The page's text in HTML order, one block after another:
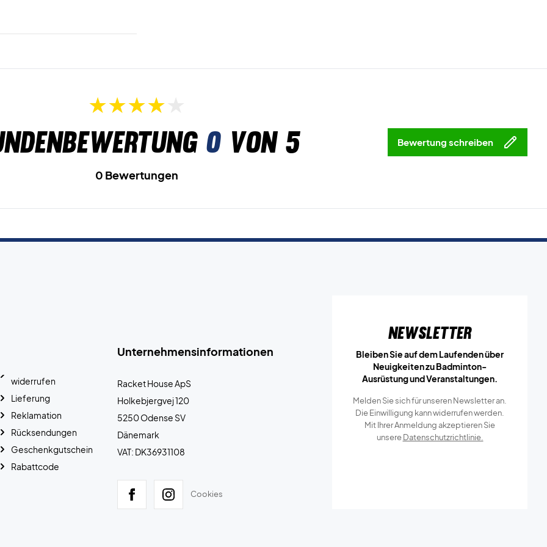
0von 5 Bewertung schreiben
0 Bewertungen
Unternehmensinformationen
Racket House ApS
Holkebjergvej 120
5250 Odense SV
Dänemark
VAT: DK36931108
Cookies
widerrufen
Lieferung
Reklamation
Rücksendungen
Geschenkgutschein
Rabattcode
Newsletter
Bleiben Sie auf dem Laufenden über
Neuigkeiten zu Badminton-
Ausrüstung und Veranstaltungen.
Melden Sie sich für unseren Newsletter an.
Die Einwilligung kann widerrufen werden.
Mit Ihrer Anmeldung akzeptieren Sie
unsereDatenschutzrichtlinie.